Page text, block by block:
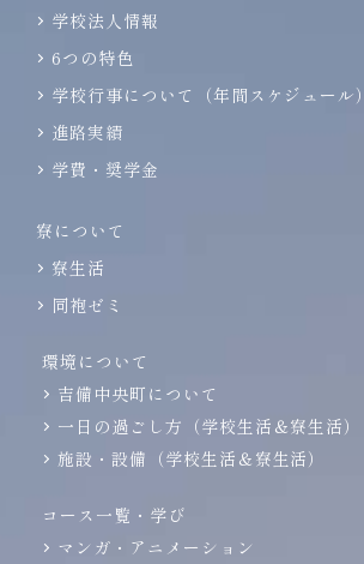
学校法人情報
6つの特色
学校行事について（年間スケジュール）
進路実績
学費・奨学金
寮について
寮生活
同袍ゼミ
環境について
吉備中央町について
一日の過ごし方（学校生活＆寮生活）
施設・設備（学校生活＆寮生活）
コース一覧・学び
マンガ・アニメーション